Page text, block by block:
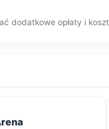
dodatkowe opłaty i